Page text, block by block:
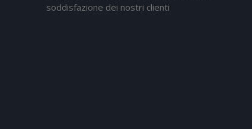
soddisfazione dei nostri clienti